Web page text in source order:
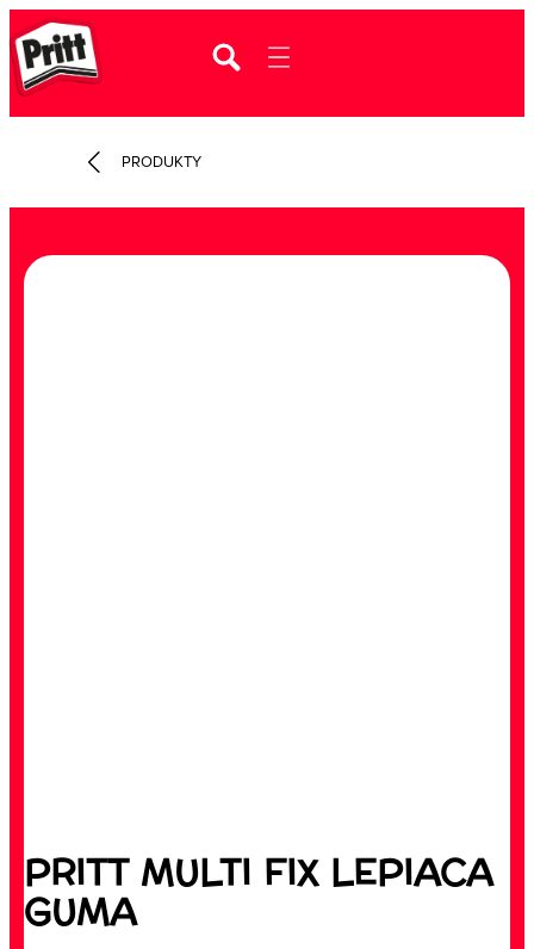
PRODUKTY
PRITT MULTI FIX LEPIACA
GUMA